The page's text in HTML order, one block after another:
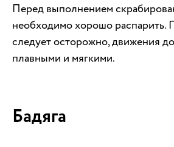
Перед выполнением
необходимо хорошо распарить.
следует осторожно, движения
плавными и мягкими.
Бадяга